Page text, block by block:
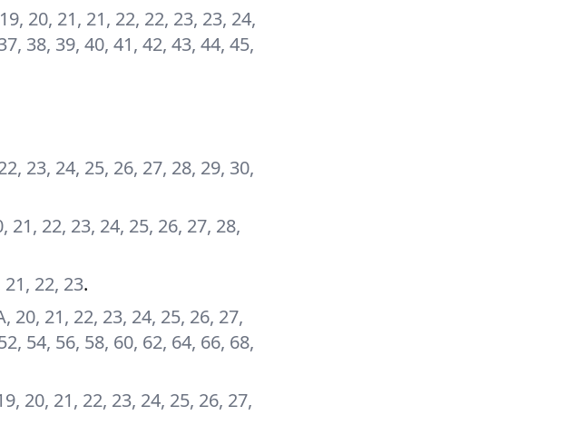
20, 21, 21, 22, 22, 23, 23, 24,
38, 39, 40, 41, 42, 43, 44, 45,
23, 24, 25, 26, 27, 28, 29, 30,
21, 22, 23, 24, 25, 26, 27, 28,
21, 22, 23.
20, 21, 22, 23, 24, 25, 26, 27,
54, 56, 58, 60, 62, 64, 66, 68,
20, 21, 22, 23, 24, 25, 26, 27,